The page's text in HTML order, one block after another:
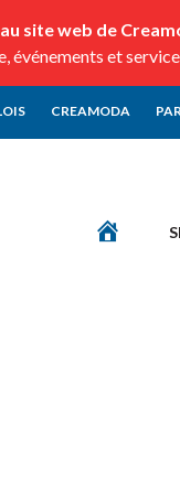
site web de
et
CREAMODA